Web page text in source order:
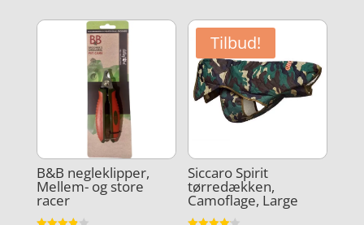
B&B negleklipper,
Mellem- og store
racer
Tilbud!
Siccaro Spirit
tørredækken,
Camoflage, Large